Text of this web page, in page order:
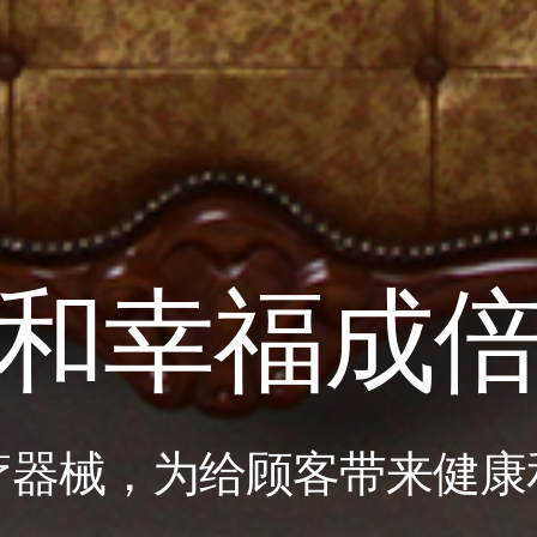
各领域
杰作
杰作 : 杰出作品